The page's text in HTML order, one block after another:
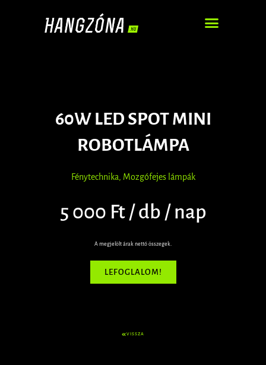
60W LED SPOT MINI
ROBOTLÁMPA
Fénytechnika, Mozgófejes lámpák
5 000 Ft / db / nap
A megjelölt árak nettó összegek.
LEFOGLALOM!
VISSZA